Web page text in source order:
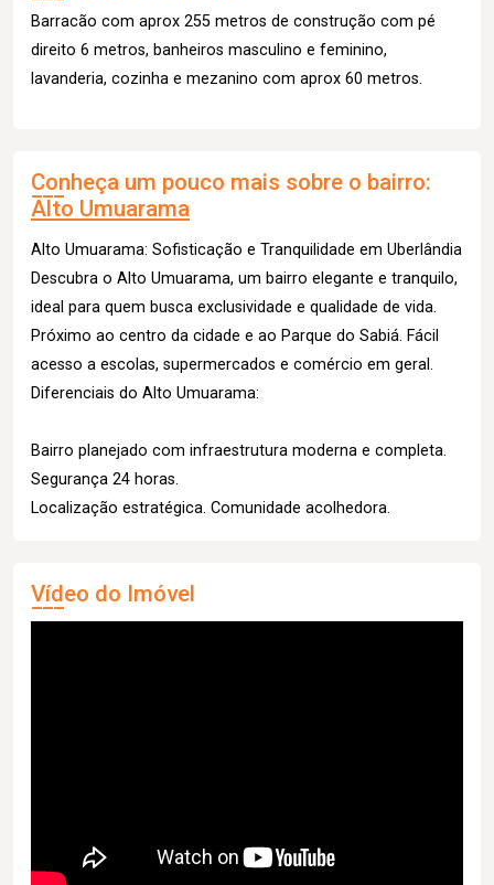
Barracão com aprox 255 metros de construção com pé
direito 6 metros, banheiros masculino e feminino,
lavanderia, cozinha e mezanino com aprox 60 metros.
Conheça um pouco mais sobre o bairro:
Alto Umuarama
Alto Umuarama: Sofisticação e Tranquilidade em Uberlândia
Descubra o Alto Umuarama, um bairro elegante e tranquilo,
ideal para quem busca exclusividade e qualidade de vida.
Próximo ao centro da cidade e ao Parque do Sabiá. Fácil
acesso a escolas, supermercados e comércio em geral.
Diferenciais do Alto Umuarama:
Bairro planejado com infraestrutura moderna e completa.
Segurança 24 horas.
Localização estratégica. Comunidade acolhedora.
Vídeo do Imóvel